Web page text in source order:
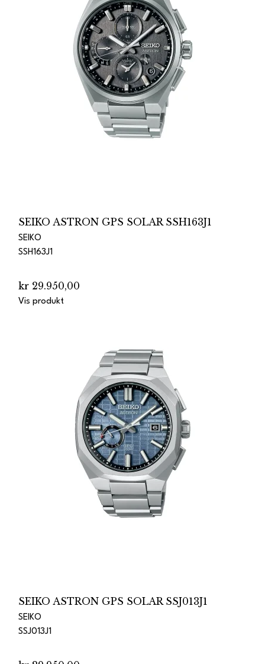
SEIKO ASTRON GPS SOLAR SSH163J1
SEIKO
SSH163J1
kr 29.950,00
Vis produkt
SEIKO ASTRON GPS SOLAR SSJ013J1
SEIKO
SSJ013J1